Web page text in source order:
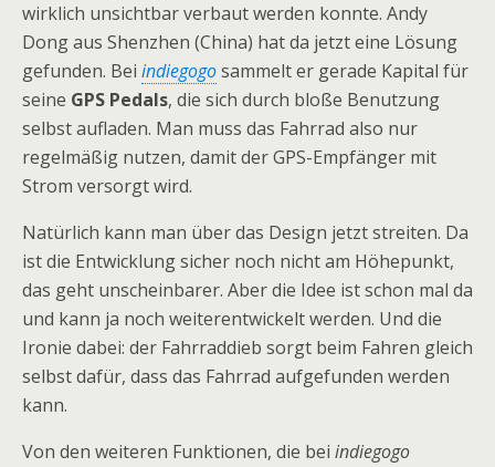
wirklich unsichtbar verbaut werden konnte. Andy
Dong aus Shenzhen (China) hat da jetzt eine Lösung
gefunden. Bei indiegogosammelt er gerade Kapital für
seine GPS Pedals, die sich durch bloße Benutzung
selbst aufladen. Man muss das Fahrrad also nur
regelmäßig nutzen, damit der GPS-Empfänger mit
Strom versorgt wird.
Natürlich kann man über das Design jetzt streiten. Da
ist die Entwicklung sicher noch nicht am Höhepunkt,
das geht unscheinbarer. Aber die Idee ist schon mal da
und kann ja noch weiterentwickelt werden. Und die
Ironie dabei: der Fahrraddieb sorgt beim Fahren gleich
selbst dafür, dass das Fahrrad aufgefunden werden
kann.
Von den weiteren Funktionen, die bei indiegogo